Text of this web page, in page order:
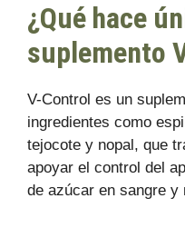
¿Qué hace
suplemento
V-Control es un
ingredientes como
tejocote y nopal, que
apoyar el control del
de azúcar en sangre y